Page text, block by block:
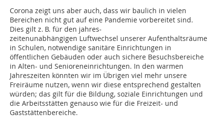
Corona zeigt uns aber auch, dass wir baulich in vielen
Bereichen nicht gut auf eine Pandemie vorbereitet sind.
Dies gilt z. B. für den jahres-
zeitenunabhängigen Luftwechsel unserer Aufenthaltsräume
in Schulen, notwendige sanitäre Einrichtungen in
öffentlichen Gebäuden oder auch sichere Besuchsbereiche
in Alten- und Senioreneinrichtungen. In den warmen
Jahreszeiten könnten wir im Übrigen viel mehr unsere
Freiräume nutzen, wenn wir diese entsprechend gestalten
würden; das gilt für die Bildung, soziale Einrichtungen und
die Arbeitsstätten genauso wie für die Freizeit- und
Gaststättenbereiche.